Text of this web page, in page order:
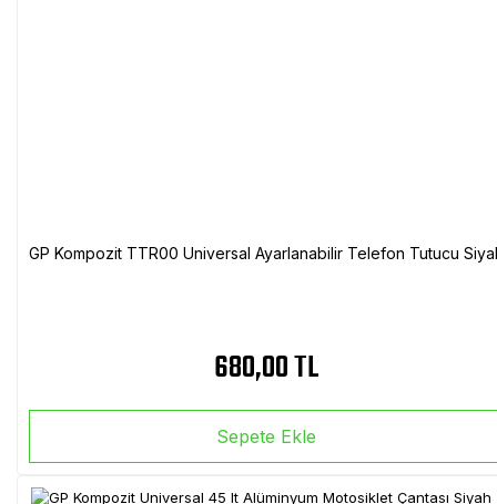
GP Kompozit TTR00 Universal Ayarlanabilir Telefon Tutucu
680,00 TL
Sepete Ekle